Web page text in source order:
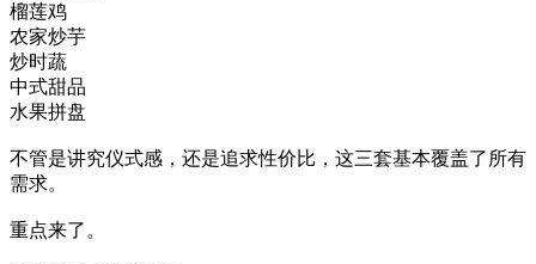
榴莲鸡
农家炒芋
炒时蔬
中式甜品
水果拼盘
不管是讲究仪式感，还是追求性价比，这三套基本覆盖了所有
需求。
重点来了。